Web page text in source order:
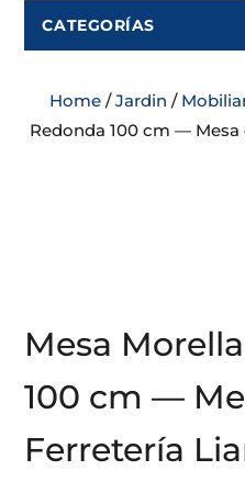
CATEGORÍAS
Home/Jardin /
Redonda 100 cm —
Mesa
100 cm —
Ferretería